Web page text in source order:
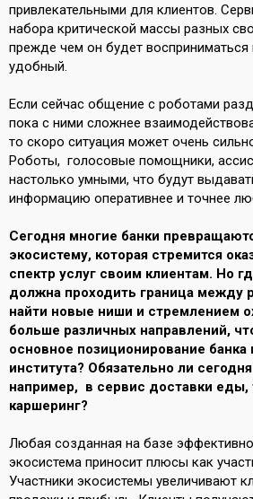
привлекательными для клиентов.
набора критической массы разных
прежде чем он будет восприниматься
удобный.
Если сейчас общение с роботами
пока с ними сложнее
то скоро ситуация может очень
Роботы, голосовые помощники,
настолько умными, что будут
информацию оперативнее и точнее
Сегодня многие банки
экосистему, которая стремится
спектр услуг своим клиентам. Но
должна проходить граница между
найти новые ниши и стремлением
больше различных направлений,
основное позиционирование банка
института? Обязательно ли
например, в сервис доставки еды,
каршеринг?
Любая созданная на базе
экосистема приносит плюсы как
Участники экосистемы увеличивают